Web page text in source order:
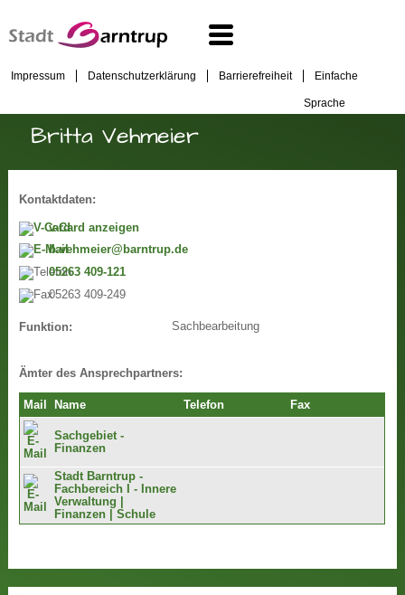
Impressum Datenschutzerklärung Barrierefreiheit Einfache
Sprache
Britta Vehmeier
Kontaktdaten:
v-Card anzeigen
b.vehmeier@barntrup.de
05263 409-121
05263 409-249
Funktion: Sachbearbeitung
Ämter des Ansprechpartners:
Mail Name Telefon Fax
Sachgebiet -
Finanzen
Stadt Barntrup -
Fachbereich I - Innere
Verwaltung |
Finanzen | Schule